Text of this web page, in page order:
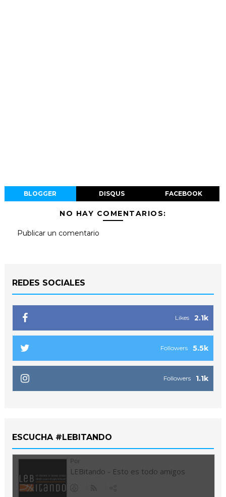
BLOGGER DISQUS FACEBOOK
NO HAY COMENTARIOS:
Publicar un comentario
REDES SOCIALES
2.1k
Likes
5.5k
Followers
1.1k
Followers
ESCUCHA #LEBITANDO